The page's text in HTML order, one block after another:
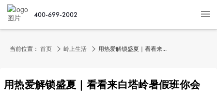
400-699-2002
当前位置： 首页 岭上生活 用热爱解锁盛夏｜看看来...
用热爱解锁盛夏｜看看来白塔岭暑假班你会